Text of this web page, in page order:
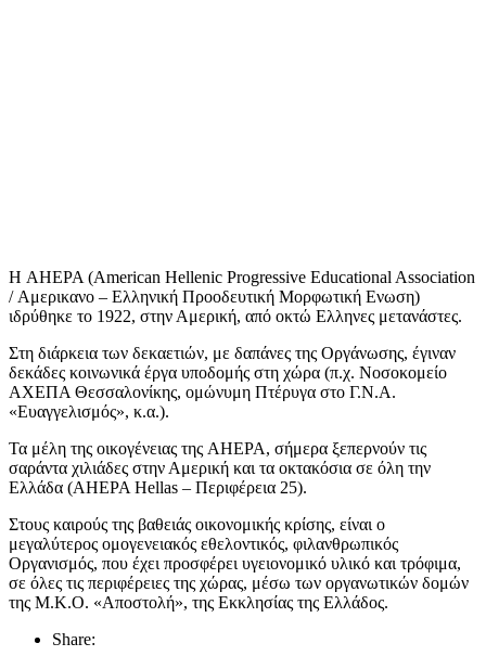
Η AHEPA (American Hellenic Progressive Educational Association
/ Αμερικανο – Ελληνική Προοδευτική Μορφωτική Ενωση)
ιδρύθηκε το 1922, στην Αμερική, από οκτώ Ελληνες μετανάστες.
Στη διάρκεια των δεκαετιών, με δαπάνες της Οργάνωσης, έγιναν
δεκάδες κοινωνικά έργα υποδομής στη χώρα (π.χ. Νοσοκομείο
ΑΧΕΠΑ Θεσσαλονίκης, ομώνυμη Πτέρυγα στο Γ.Ν.Α.
«Ευαγγελισμός», κ.α.).
Τα μέλη της οικογένειας της AHEPA, σήμερα ξεπερνούν τις
σαράντα χιλιάδες στην Αμερική και τα οκτακόσια σε όλη την
Ελλάδα (ΑHEPA Hellas – Περιφέρεια 25).
Στους καιρούς της βαθειάς οικονομικής κρίσης, είναι ο
μεγαλύτερος ομογενειακός εθελοντικός, φιλανθρωπικός
Οργανισμός, που έχει προσφέρει υγειονομικό υλικό και τρόφιμα,
σε όλες τις περιφέρειες της χώρας, μέσω των οργανωτικών δομών
της Μ.Κ.Ο. «Αποστολή», της Εκκλησίας της Ελλάδος.
Share: